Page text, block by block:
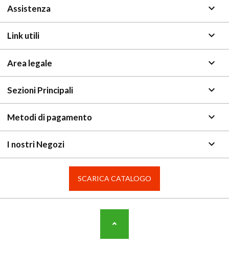
Assistenza keyboard_arrow_down
Link utili keyboard_arrow_down
Area legale keyboard_arrow_down
Sezioni Principali keyboard_arrow_down
Metodi di pagamento keyboard_arrow_down
I nostri Negozi keyboard_arrow_down
SCARICA CATALOGO